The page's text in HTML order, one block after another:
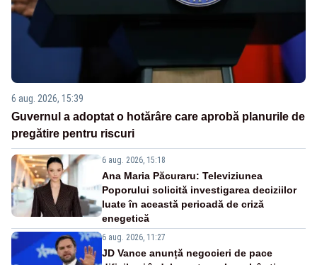
6 aug. 2026, 15:39
Guvernul a adoptat o hotărâre care aprobă planurile de
pregătire pentru riscuri
6 aug. 2026, 15:18
Ana Maria Păcuraru: Televiziunea
Poporului solicită investigarea deciziilor
luate în această perioadă de criză
enegetică
6 aug. 2026, 11:27
JD Vance anunță negocieri de pace